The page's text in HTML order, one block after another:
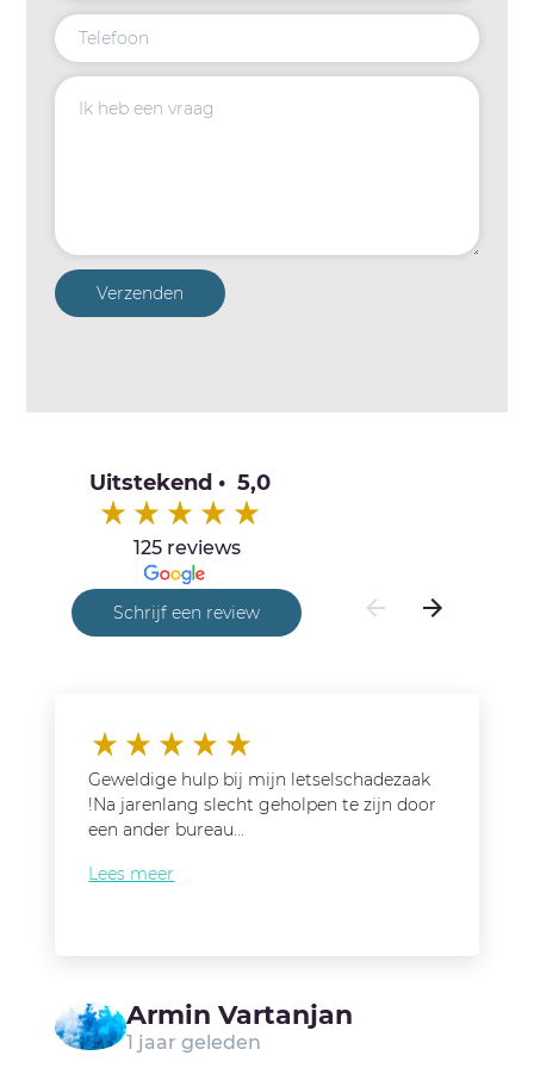
Verzenden
Uitstekend • 5,0
125 reviews
Schrijf een review
Geweldige hulp bij mijn letselschadezaak
!Na jarenlang slecht geholpen te zijn door
een ander bureau...
Lees meer
Armin Vartanjan
1 jaar geleden